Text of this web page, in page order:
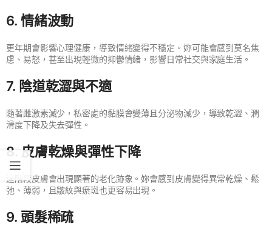
6. 情緒波動
更年期會影響心理健康，導致情緒變得不穩定。妳可能會感到莫名焦
慮、易怒，甚至出現輕微的抑鬱情緒，影響日常社交與家庭生活。
7. 陰道乾澀與不適
隨著雌激素減少，私密處的黏膜會變薄且分泌物減少，導致乾澀、潤
滑度下降及失去彈性。
8. 皮膚乾燥與彈性下降
這階段皮膚會出現顯著的老化跡象。妳會感到皮膚變得異常乾燥、鬆
弛、薄弱，且皺紋與瘀斑也更容易出現。
9. 頭髮稀疏